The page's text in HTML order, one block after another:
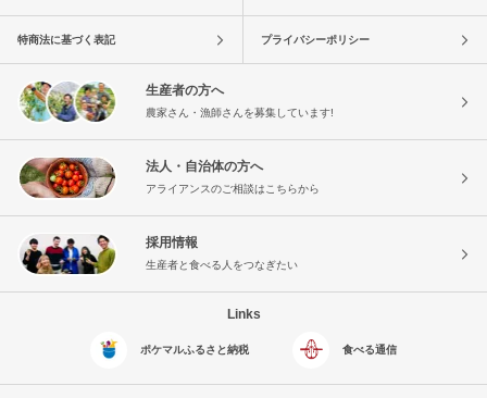
特商法に基づく表記 プライバシーポリシー
生産者の方へ
農家さん・漁師さんを募集しています!
法人・自治体の方へ
アライアンスのご相談はこちらから
採用情報
生産者と食べる人をつなぎたい
Links
ポケマルふるさと納税 食べる通信